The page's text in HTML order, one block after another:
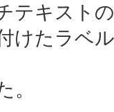
テキスト
けたラベ
。